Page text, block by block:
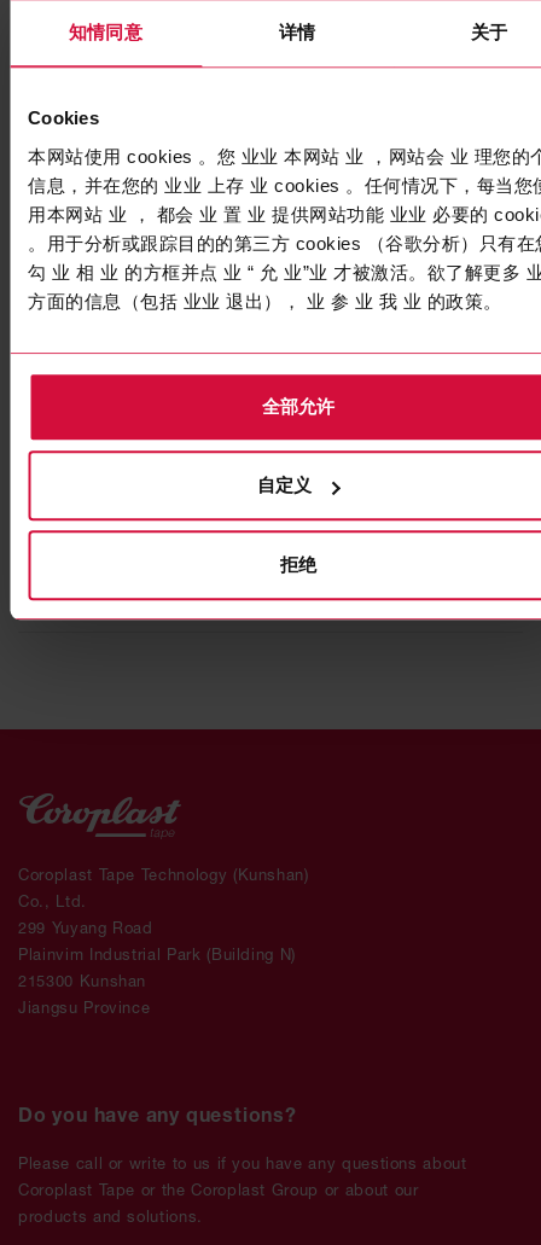
知情同意 详情 关于
Cookies
本网站使用 cookies 。您 业业 本网站 业 ，网站会 业 理您的
信息，并在您的 业业 上存 业 cookies 。任何情况下，每当您
用本网站 业 ， 都会 业 置 业 提供网站功能 业业 必要的
。用于分析或跟踪目的的第三方 cookies （谷歌分析）只有在
勾 业 相 业 的方框并点 业 “ 允 业”业 才被激活。欲了解更多
方面的信息（包括 业业 退出）， 业 参 业 我 业 的政策。
全部允许
自定义
拒绝
Coroplast 9005 SPT
Coroplast 9306 SPT
Coroplast Tape Technology (Kunshan)
Co., Ltd.
299 Yuyang Road
Plainvim Industrial Park (Building N)
215300 Kunshan
Jiangsu Province
Do you have any questions?
Please call or write to us if you have any questions about
Coroplast Tape or the Coroplast Group or about our
products and solutions.